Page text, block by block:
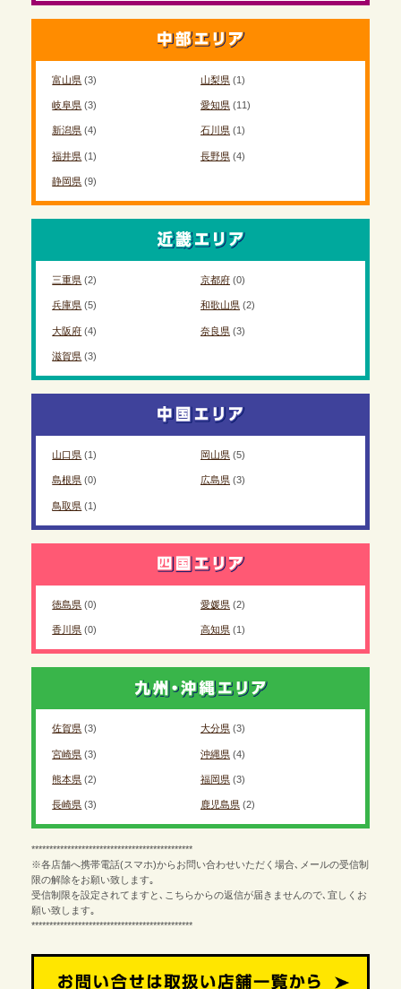
富山県 (3) 山梨県(1)
岐阜県 (3) 愛知県(11)
新潟県 (4) 石川県(1)
福井県 (1) 長野県(4)
静岡県 (9)
三重県 (2) 京都府(0)
兵庫県 (5) 和歌山県(2)
大阪府 (4) 奈良県(3)
滋賀県 (3)
山口県 (1) 岡山県(5)
島根県 (0) 広島県(3)
鳥取県 (1)
徳島県 (0) 愛媛県(2)
香川県 (0) 高知県(1)
佐賀県 (3) 大分県(3)
宮崎県 (3) 沖縄県(4)
熊本県 (2) 福岡県(3)
長崎県 (3) 鹿児島県(2)
*********************************************
※各店舗へ携帯電話(スマホ)からお問い合わせいただく場合､メールの受信制
限の解除をお願い致します｡
受信制限を設定されてますと､こちらからの返信が届きませんので､宜しくお
願い致します｡
*********************************************